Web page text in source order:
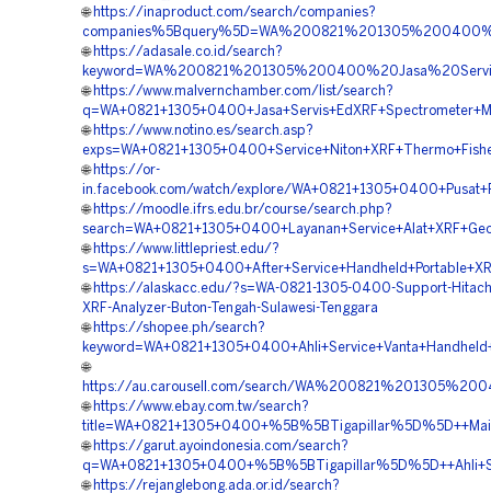
🌐 https://inaproduct.com/search/companies?
🌐 https://adasale.co.id/search?
🌐 https://www.malvernchamber.com/list/search?
🌐 https://www.notino.es/search.asp?
🌐 https://or-
in.facebook.com/watch/explore/
🌐 https://moodle.ifrs.edu.br/course/search.php?
🌐 https://www.littlepriest.edu/?
🌐 https://alaskacc.edu/?s=WA-0821-1305-0400-Support-
XRF-Analyzer-Buton-Tengah-Sulawesi-Tenggara
🌐 https://shopee.ph/search?
🌐
https://au.carousell.com/search/
🌐 https://www.ebay.com.tw/search?
🌐 https://garut.ayoindonesia.com/search?
🌐 https://rejanglebong.ada.or.id/search?